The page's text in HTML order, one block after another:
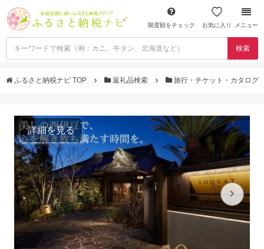
限度額をチェック お気に入り メニュー
検索
ふるさと納税ナビ TOP 返礼品検索 旅行・チケット・カタログ
詳細を見る